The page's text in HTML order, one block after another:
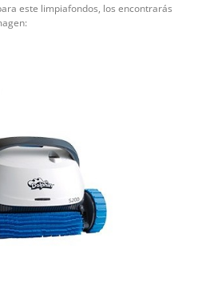
este limpiafondos, los encontrarás